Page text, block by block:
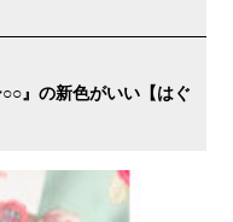
』の新色がいい【はぐ